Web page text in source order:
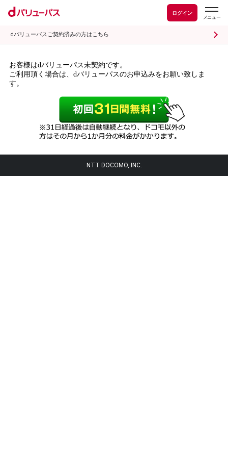
ログイン
dバリューパスご契約済みの方はこちら
お客様はdバリューパス未契約です。
ご利用頂く場合は、dバリューパスのお申込みをお願い致しま
す。
NTT DOCOMO, INC.